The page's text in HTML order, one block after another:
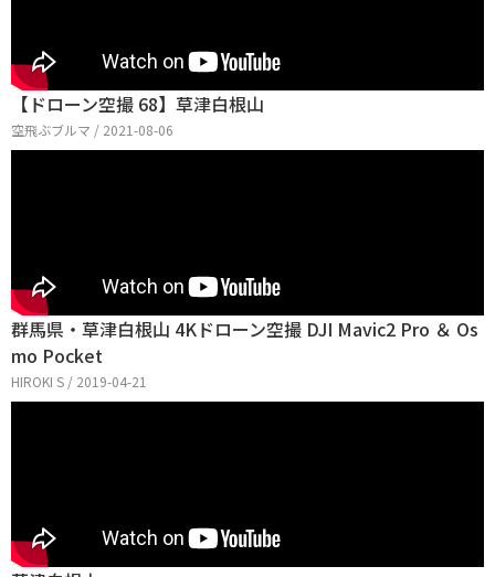
【ドローン空撮 68】草津白根山
空飛ぶブルマ / 2021-08-06
群馬県・草津白根山 4Kドローン空撮 DJI Mavic2 Pro ＆ Os
mo Pocket
HIROKI S / 2019-04-21